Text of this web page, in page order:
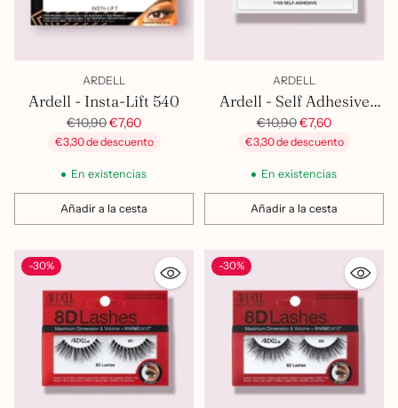
ARDELL
Ardell - Insta-Lift 540
Precio
habitual
€10,90€7,60
€3,30 de descuento
En existencias
Añadir a la cesta
Cantidad
ARDELL
Ardell - Self Adhesive
Lash 110S
Precio
habitual
€10,90€7,60
€3,30 de descuento
En existencias
Añadir a la cesta
Cantidad
-30% -30%